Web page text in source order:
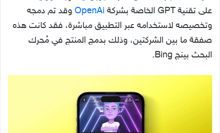
على تقنية GPT الخاصة بشركة
OpenAi وقد تم دمجه
وتخصيصه لاستخدامه عبر التطبيق مباشرة، فقد كانت هذه
صفقة ما بين الشركتين، وذلك بدمج المنتج في مُحرك
البحث بينج Bing.